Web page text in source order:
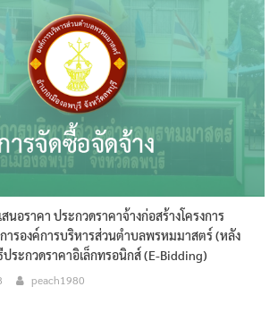
นอราคา ประกวดราคาจ้างก่อสร้างโครงการ
ารองค์การบริหารส่วนตำบลพรหมมาสตร์ (หลัง
ระกวดราคาอิเล็กทรอนิกส์ (e-Bidding)
peach1980